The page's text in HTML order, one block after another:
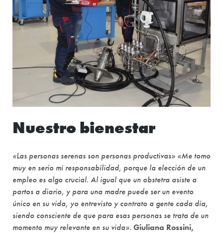
Nuestro bienestar
«Las personas serenas son personas productivas» «Me tomo
muy en serio mi responsabilidad, porque la elección de un
empleo es algo crucial. Al igual que un obstetra asiste a
partos a diario, y para una madre puede ser un evento
único en su vida, yo entrevisto y contrato a gente cada día,
siendo consciente de que para esas personas se trata de un
momento muy relevante en su vida». Giuliana Rossini,